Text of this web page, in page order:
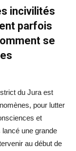
incivilités
parfois
se
du Jura est
pour lutter
et
lancé une grande
au début de